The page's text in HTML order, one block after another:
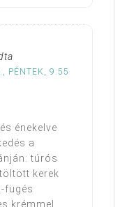
PÉNTEK, 9:55
énekelve
a
túrós
kerek
fügés
krémmel